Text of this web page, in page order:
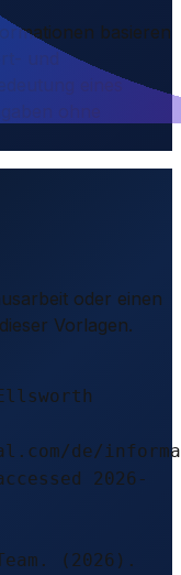
basieren
eines
oder einen
Vorlagen.
de/
2026-
(2026).